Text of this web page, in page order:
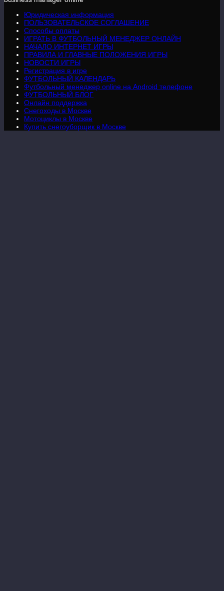
Юридическая информация
ПОЛЬЗОВАТЕЛЬСКОЕ СОГЛАШЕНИЕ
Способы оплаты
ИГРАТЬ В ФУТБОЛЬНЫЙ МЕНЕДЖЕР ОНЛАЙН
НАЧАЛО ИНТЕРНЕТ ИГРЫ
ПРАВИЛА И ГЛАВНЫЕ ПОЛОЖЕНИЯ ИГРЫ
НОВОСТИ ИГРЫ
Регистрация в игре
ФУТБОЛЬНЫЙ КАЛЕНДАРЬ
Футбольный менеджер online на Android телефоне
ФУТБОЛЬНЫЙ БЛОГ
Онлайн поддержка
Снегоходы в Москве
Мотоциклы в Москве
Купить снегоуборщик в Москве